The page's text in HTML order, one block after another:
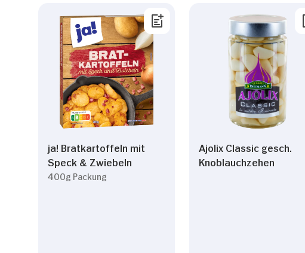
ja! Bratkartoffeln mit
Speck & Zwiebeln
400g Packung
Ajolix Classic gesch.
Knoblauchzehen